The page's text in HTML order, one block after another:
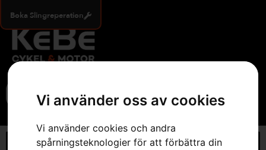
Vi använder oss av cookies
Vi använder cookies och andra
spårningsteknologier för att förbättra din
Boka Slingreperation